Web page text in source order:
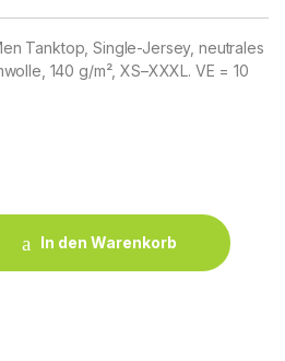
Tanktop, Single-Jersey, neutrales
140 g/m², XS–XXXL. VE = 10
quantity
In den Warenkorb